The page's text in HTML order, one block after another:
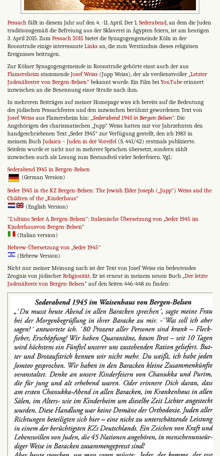
Pessach fällt in diesem Jahr auf den 4. -11. April. Der 1. Sederabend, an dem die Juden
traditionsgemäß die Befreiung aus der Sklaverei in Ägypten feiern, ist am heutigen
3. April 2015. Zum Pessach 2015 bietet die Synagogengemeinde Köln in der
Roonstraße einige interessante Links an, die zum Verständnis dieses religiösen
Ereignisses beitragen.
Zur Kölner Synagogengemeinde in Roonstraße gehörte einst auch der aus
Flamersheim stammende Josef Weiss (Jupp Weiss), der als verdienstvoller „Letzter
Judenältester von Bergen-Belsen" bekannt wurde. Ein Film bei YouTube erinnert
inzwischen an die Benennung einer Straße nach ihm.
In mehreren Beiträgen auf meiner Homepage wies ich bereits auf die Bedeutung
des jüdischen Pessachfestes und den inzwischen berühmt gewordenen Text von
Josef Weiss aus Flamersheim hin: „Sederabend 1945 in Bergen-Belsen". Die
Angehörigen des charismatischen „Jupp" Weiss hatten mir vor Jahrzehnten den
handgeschriebenen Text „Seder 1945" zur Verfügung gestellt, den ich 1983 in
meinem Buch Judaica – Juden in der Voreifel (S. 441/42) erstmals publizierte.
Seitdem wurde er nicht nur in mehrere Sprachen übersetzt, sondern zählt
inzwischen auch als Lesung zum Bestandteil vieler Sederfeiern. Vgl.:
Sederabend 1945 in Bergen-Belsen
(German Version)
Seder 1945 in the KZ Bergen-Belsen: The Jewish Elder Joseph („Jupp") Weiss and the
Children of the „Kinderhaus"
(English Version)
"L'ultimo Seder A Bergen-Belsen": Italienische Übersetzung von „Seder 1945 im
Kinderhausvon Bergen-Belsen"
(Italian version)
Hebrew-Übersetzung von „Seder 1945"
(Hebrew Version)
Nicht nur meiner Meinung nach ist der Text von Josef Weiss ein bedeutendes
Zeugnis von jüdischer Religiosität. Er ist erneut in meinem neuen Buch „Der letzte
Judenälteste von Bergen-Belsen" auf den Seiten 446-448 zu finden: